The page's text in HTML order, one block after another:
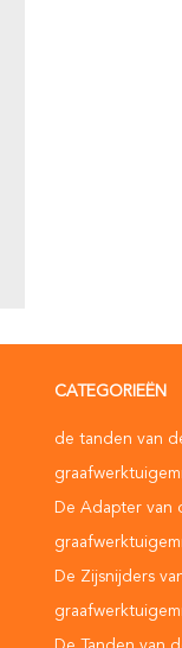
CATEGORIEËN
de tanden van
De Adapter van
De Zijsnijders